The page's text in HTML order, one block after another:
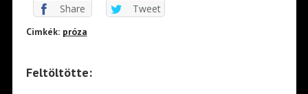
Share Tweet
Cimkék: próza
Feltöltötte: